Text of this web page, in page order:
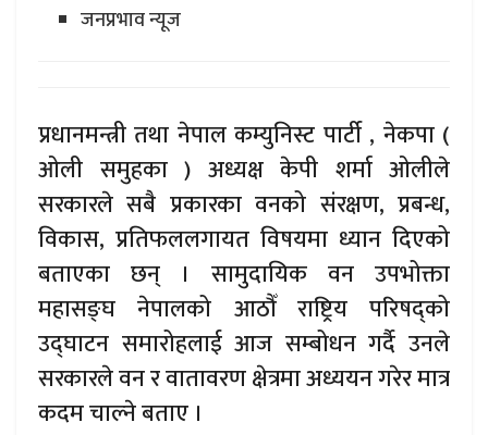
जनप्रभाव न्यूज
प्रधानमन्त्री तथा नेपाल कम्युनिस्ट पार्टी , नेकपा (
ओली समुहका ) अध्यक्ष केपी शर्मा ओलीले
सरकारले सबै प्रकारका वनको संरक्षण, प्रबन्ध,
विकास, प्रतिफललगायत विषयमा ध्यान दिएको
बताएका छन् । सामुदायिक वन उपभोक्ता
महासङ्घ नेपालको आठौँ राष्ट्रिय परिषद्को
उद्घाटन समारोहलाई आज सम्बोधन गर्दै उनले
सरकारले वन र वातावरण क्षेत्रमा अध्ययन गरेर मात्र
कदम चाल्ने बताए ।